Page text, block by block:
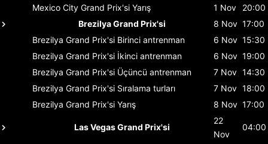
Mexico City Grand Prix'si Yarış 1 Nov
20:00
Brezilya Grand Prix'si
8 Nov 17:00
Brezilya Grand Prix'si Birinci antrenman 6 Nov 15:30
Brezilya Grand Prix'si İkinci antrenman 6 Nov 19:00
Brezilya Grand Prix'si Üçüncü antrenman 7 Nov 14:30
Brezilya Grand Prix'si Sıralama turları 7 Nov 18:00
Brezilya Grand Prix'si Yarış 8 Nov 17:00
Las Vegas Grand Prix'si
22
Nov
04:00